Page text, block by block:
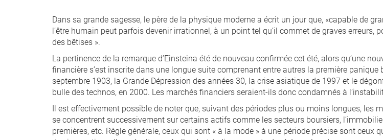
Dans sa grande sagesse, le père de la physique moderne a écrit un jour que, «capable de
l’être humain peut parfois devenir irrationnel, à un point tel qu’il commet de graves erreurs,
des bêtises ».
La pertinence de la remarque d’Einsteina été de nouveau confirmée cet été, alors qu’une
financière s’est inscrite dans une longue suite comprenant entre autres la première panique
septembre 1903, la Grande Dépression des années 30, la crise asiatique de 1997 et le
bulle des technos, en 2000. Les marchés financiers seraient-ils donc condamnés à
Il est effectivement possible de noter que, suivant des périodes plus ou moins longues, les
se concentrent successivement sur certains actifs comme les secteurs boursiers,
premières, etc. Règle générale, ceux qui sont « à la mode » à une période précise sont ceux